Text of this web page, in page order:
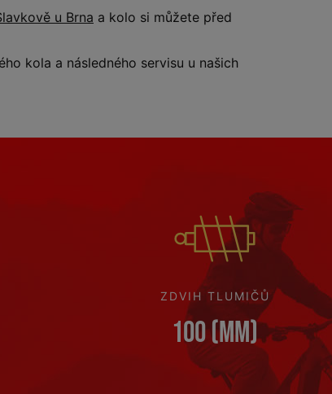
u Brna a kolo si můžete před
kola a následného servisu u našich
ZDVIH TLUMIČŮ
100 (mm)